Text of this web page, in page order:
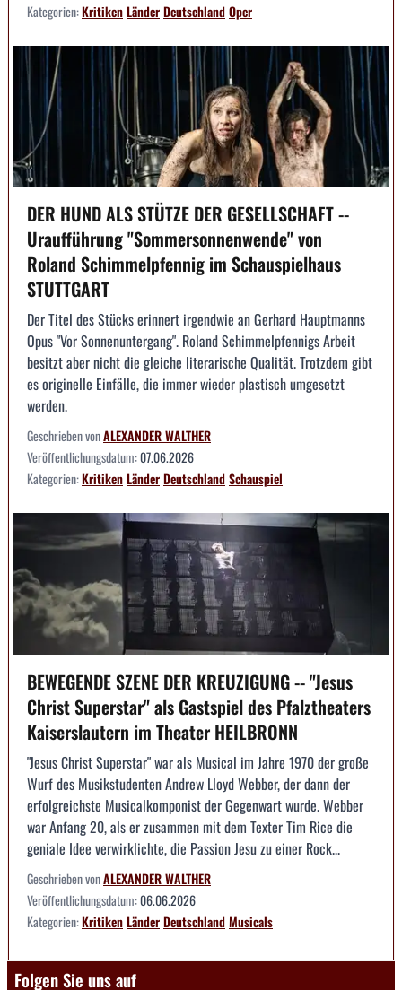
Kategorien:KritikenLänderDeutschlandOper
DER HUND ALS STÜTZE DER GESELLSCHAFT --
Uraufführung "Sommersonnenwende" von
Roland Schimmelpfennig im Schauspielhaus
STUTTGART
Der Titel des Stücks erinnert irgendwie an Gerhard Hauptmanns
Opus "Vor Sonnenuntergang". Roland Schimmelpfennigs Arbeit
besitzt aber nicht die gleiche literarische Qualität. Trotzdem gibt
es originelle Einfälle, die immer wieder plastisch umgesetzt
werden.
Geschrieben vonALEXANDER WALTHER
Veröffentlichungsdatum:07.06.2026
Kategorien:KritikenLänderDeutschlandSchauspiel
BEWEGENDE SZENE DER KREUZIGUNG -- "Jesus
Christ Superstar" als Gastspiel des Pfalztheaters
Kaiserslautern im Theater HEILBRONN
"Jesus Christ Superstar" war als Musical im Jahre 1970 der große
Wurf des Musikstudenten Andrew Lloyd Webber, der dann der
erfolgreichste Musicalkomponist der Gegenwart wurde. Webber
war Anfang 20, als er zusammen mit dem Texter Tim Rice die
geniale Idee verwirklichte, die Passion Jesu zu einer Rock...
Geschrieben vonALEXANDER WALTHER
Veröffentlichungsdatum:06.06.2026
Kategorien:KritikenLänderDeutschlandMusicals
Folgen Sie uns auf